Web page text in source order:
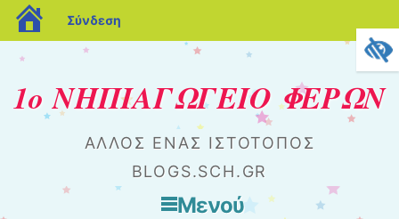
blogs.sch.gr
Σύνδεση
1ο ΝΗΠΙΑΓΩΓΕΙΟ ΦΕΡΩΝ
ΆΛΛΟΣ ΈΝΑΣ ΙΣΤΌΤΟΠΟΣ
BLOGS.SCH.GR
Μενού